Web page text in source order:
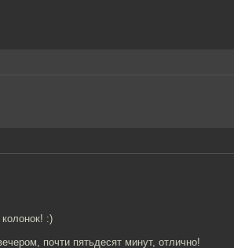
:)
почти пятьдесят минут, отлично!